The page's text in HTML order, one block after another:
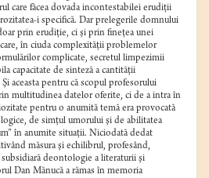
care făcea dovada incontestabilei erudiţii
i specifică. Dar prelegerile domnului
prin erudiţie, ci şi prin fineţea unei
în ciuda complexităţii problemelor
complicate, secretul limpezimii
capacitate de sinteză a cantităţii
aceasta pentru că scopul profesorului
multitudinea datelor oferite, ci de a intra în
pentru o anumită temă era provocată
de simţul umorului şi de abilitatea
în anumite situaţii. Niciodată dedat
măsura şi echilibrul, profesând,
deontologie a literaturii şi
Dan Mănucă a rămas în memoria